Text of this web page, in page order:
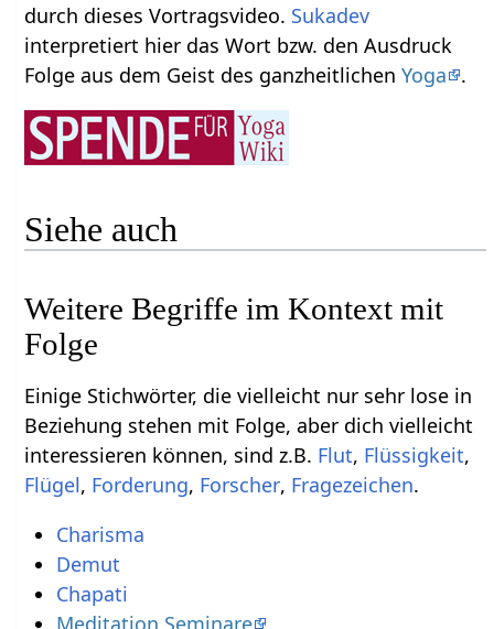
durch dieses Vortragsvideo. Sukadev
interpretiert hier das Wort bzw. den Ausdruck
Folge‏‎ aus dem Geist des ganzheitlichenYoga .
Siehe auch
Weitere Begriffe im Kontext mit
Einige Stichwörter, die vielleicht nur sehr lose in
Beziehung stehen mit Folge‏‎, aber dich vielleicht
interessieren können, sind z.B.
,
,
, , ,
.
Charisma
Demut
Chapati